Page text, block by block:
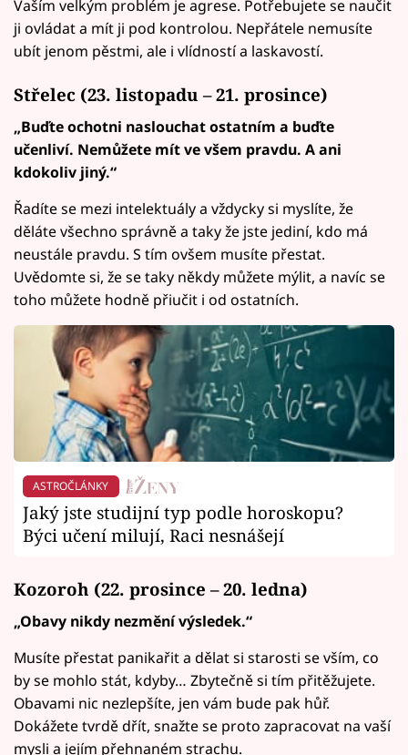
Vaším velkým problém je agrese. Potřebujete se naučit
ji ovládat a mít ji pod kontrolou. Nepřátele nemusíte
ubít jenom pěstmi, ale i vlídností a laskavostí.
Střelec (23. listopadu – 21. prosince)
„Buďte ochotni naslouchat ostatním a buďte
učenliví. Nemůžete mít ve všem pravdu. A ani
kdokoliv jiný.“
Řadíte se mezi intelektuály a vždycky si myslíte, že
děláte všechno správně a taky že jste jediní, kdo má
neustále pravdu. S tím ovšem musíte přestat.
Uvědomte si, že se taky někdy můžete mýlit, a navíc se
toho můžete hodně přiučit i od ostatních.
ASTROČLÁNKY
Jaký jste studijní typ podle horoskopu?
Býci učení milují, Raci nesnášejí
Kozoroh (22. prosince – 20. ledna)
„Obavy nikdy nezmění výsledek.“
Musíte přestat panikařit a dělat si starosti se vším, co
by se mohlo stát, kdyby… Zbytečně si tím přitěžujete.
Obavami nic nezlepšíte, jen vám bude pak hůř.
Dokážete tvrdě dřít, snažte se proto zapracovat na vaší
mysli a jejím přehnaném strachu.